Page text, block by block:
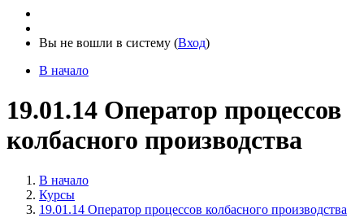
Вы не вошли в систему (Вход)
В начало
19.01.14 Оператор процессов
колбасного производства
В начало
Курсы
19.01.14 Оператор процессов колбасного производства